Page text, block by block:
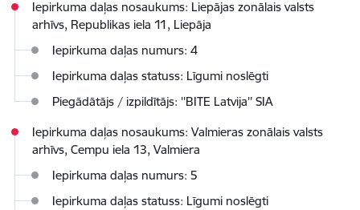
Iepirkuma daļas nosaukums: Liepājas zonālais valsts
arhīvs, Republikas iela 11, Liepāja
Iepirkuma daļas numurs: 4
Iepirkuma daļas statuss: Līgumi noslēgti
Piegādātājs / izpildītājs: ''BITE Latvija'' SIA
Iepirkuma daļas nosaukums: Valmieras zonālais valsts
arhīvs, Cempu iela 13, Valmiera
Iepirkuma daļas numurs: 5
Iepirkuma daļas statuss: Līgumi noslēgti